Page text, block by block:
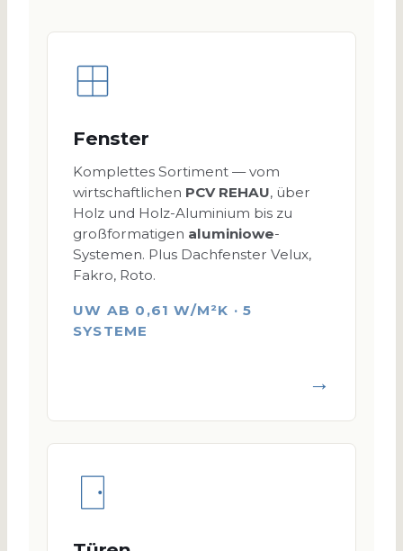
Fenster
Komplettes Sortiment — vom
wirtschaftlichen PCV REHAU, über
Holz und Holz-Aluminium bis zu
großformatigen aluminiowe-
Systemen. Plus Dachfenster Velux,
Fakro, Roto.
UW AB 0,61 W/M²K · 5
SYSTEME
→